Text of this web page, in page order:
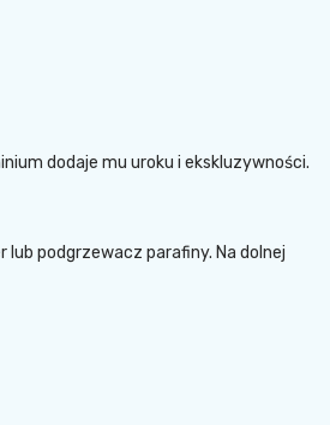
dodaje mu uroku i ekskluzywności.
lub podgrzewacz parafiny. Na dolnej